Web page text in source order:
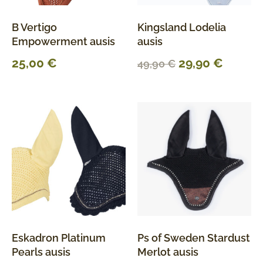
B Vertigo
Empowerment ausis
25,00 €
Kingsland Lodelia
ausis
49,90€ 29,90 €
Eskadron Platinum
Pearls ausis
Ps of Sweden Stardust
Merlot ausis